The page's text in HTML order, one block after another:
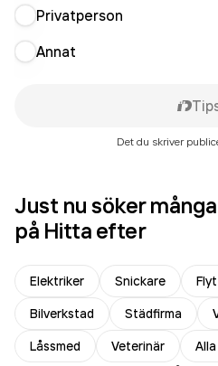
Privatperson
Annat
Det du skriver
Just nu söker
på Hitta efter
Elektriker Snickare
Bilverkstad
Städfirma
Låssmed
Veterinär